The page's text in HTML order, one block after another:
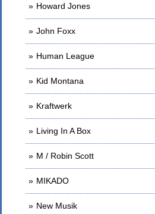
Howard Jones
John Foxx
Human League
Kid Montana
Kraftwerk
Living In A Box
M / Robin Scott
MIKADO
New Musik